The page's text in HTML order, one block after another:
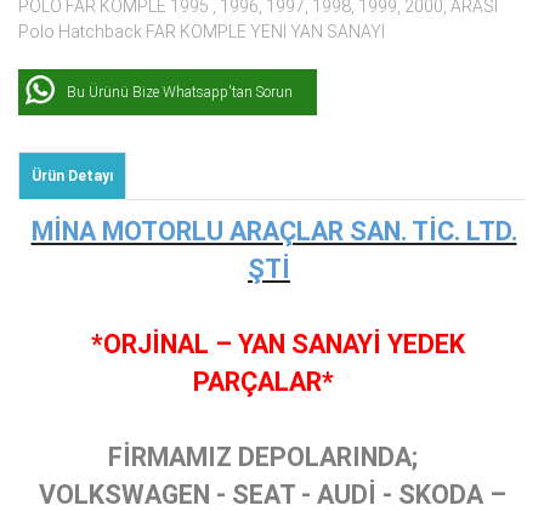
POLO FAR KOMPLE 1995 , 1996, 1997, 1998, 1999, 2000, ARASI
Polo Hatchback FAR KOMPLE YENİ YAN SANAYİ
Bu Ürünü Bize Whatsapp'tan Sorun
Ürün Detayı
MİNA MOTORLU ARAÇLAR SAN. TİC. LTD.
ŞTİ
*ORJİNAL – YAN SANAYİ YEDEK
PARÇALAR*
FİRMAMIZ DEPOLARINDA;
VOLKSWAGEN - SEAT - AUDİ - SKODA –